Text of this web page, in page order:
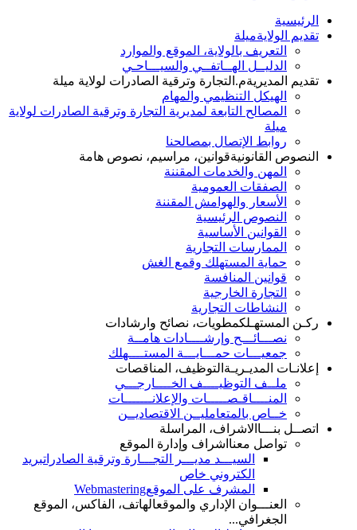
الرئيسية
تقديم الولايةميلة
التعريف بالولاية، الموقع والموارد
الدليــل الهــاتفــي والسيـــاحـي
تقديم المديريةم.التجارة وترقية الصادرات لولاية ميلة
الهيكل التنظيمي والمهام
المصالح التابعة لمديرية التجارة وترقية الصادرات لولاية
ميلة
روابط الإتصال بمصالحنا
النصوص القانونيةقوانين، مراسيم، نصوص هامة
المهن والخدمات المقننة
الصفقات العمومية
الأسعار والهوامش المقننة
النصوص الرئيسية
القوانين الأساسية
الممارسات التجارية
حماية المستهلك وقمع الغش
قوانين المنافسة
التجارة الخارجية
النشاطات التجارية
ركـن المستهـلكمطويات، نصائح وارشادات
نصـــائـــح وإرشــــادات هامــة
جمعيـــات حمـــايـــة المستــــهلك
إعلانـات المديـريـة التوظيف، المناقصات
ملــف التوظيــــف الخــــارجـــي
المنــــاقـصـــــات والإعلانـــــــات
خــاص بالمتعامليــن الاقتصاديــن
اتصــل بنـــا الاشراف، المراسلة
تواصل معنا اشراف وإدارة الموقع
السيـــد مديـــر التجـــارة وترقية الصادراتبريد
الكتروني خاص
المشرف على الموقعWebmastering
العنـــوان الإداري والموقعالهاتف، الفاكس، الموقع
الجغرافي...